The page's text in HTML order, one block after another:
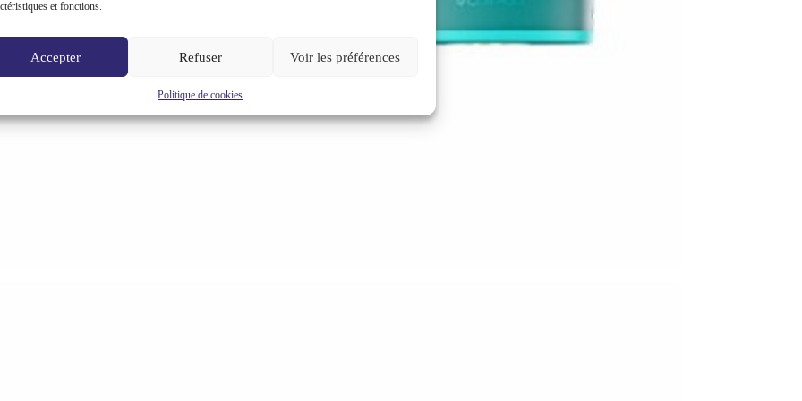
et fonctions.
Accepter Refuser Voir les préférences
Politique de cookies